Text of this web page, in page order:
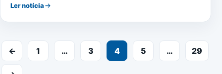
Ler notícia
Paginação
de
← 1 … 3 4 5 … 29